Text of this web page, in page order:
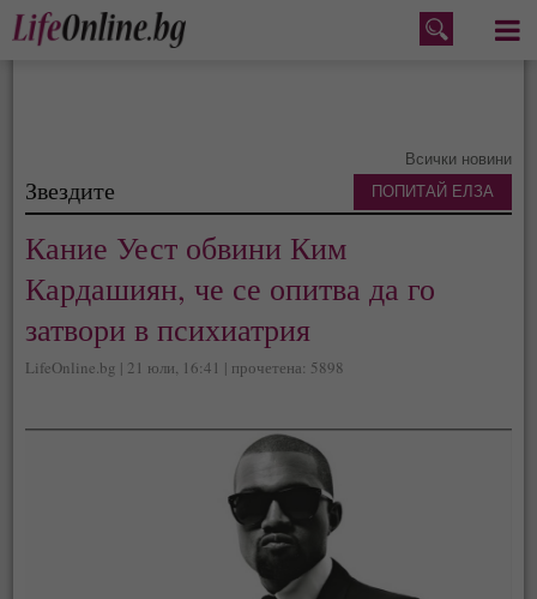
Меню
Всички новини
Звездите
Кание Уест обвини Ким
Кардашиян, че се опитва да го
затвори в психиатрия
LifeOnline.bg | 21 юли, 16:41 | прочетена: 5898
ПОПИТАЙ ЕЛЗА